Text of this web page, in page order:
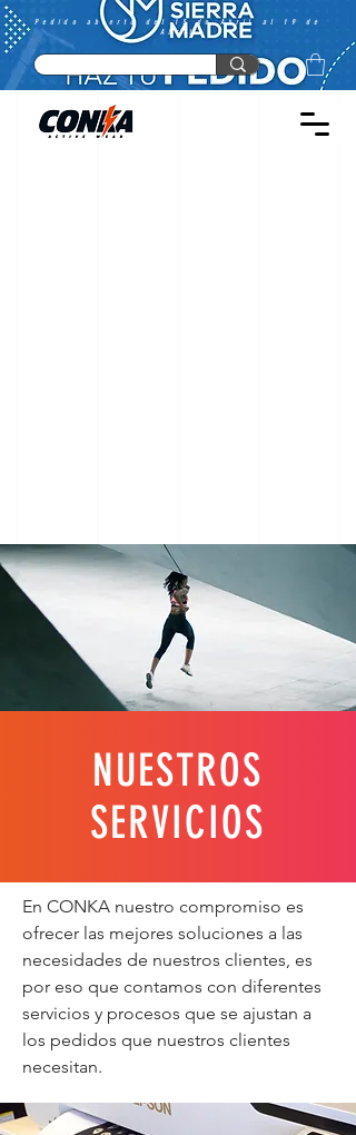
Pedido abierto del 15 de Abril al 19 de
Abril
NUESTROS
SERVICIOS
En CONKA nuestro compromiso es
ofrecer las mejores soluciones a las
necesidades de nuestros clientes, es
por eso que contamos con diferentes
servicios y procesos que se ajustan a
los pedidos que nuestros clientes
necesitan.